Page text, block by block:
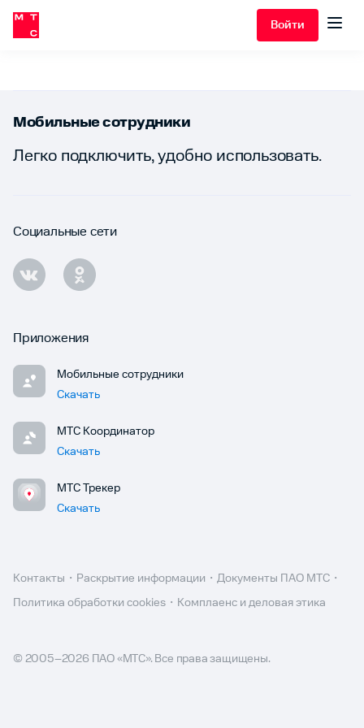
Войти
Мобильные сотрудники
Легко подключить, удобно использовать.
Социальные сети
Приложения
Мобильные сотрудники
Скачать
МТС Координатор
Скачать
МТС Трекер
Скачать
© 2005–2026 ПАО «МТС». Все права защищены.
Контакты Раскрытие информации
Документы ПАО МТС
Политика обработки cookies
Комплаенс и деловая этика